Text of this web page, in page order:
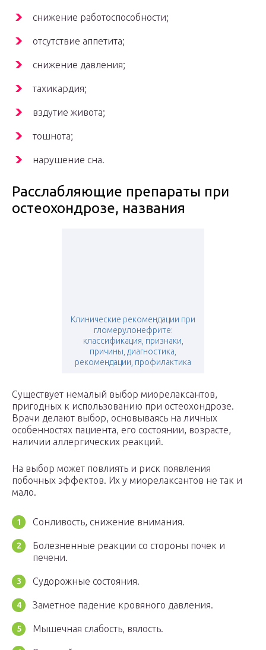
снижение работоспособности;
отсутствие аппетита;
снижение давления;
тахикардия;
вздутие живота;
тошнота;
нарушение сна.
Расслабляющие препараты при
остеохондрозе, названия
Клинические рекомендации при
гломерулонефрите:
классификация, признаки,
причины, диагностика,
рекомендации, профилактика
Существует немалый выбор миорелаксантов,
пригодных к использованию при остеохондрозе.
Врачи делают выбор, основываясь на личных
особенностях пациента, его состоянии, возрасте,
наличии аллергических реакций.
На выбор может повлиять и риск появления
побочных эффектов. Их у миорелаксантов не так и
мало.
Сонливость, снижение внимания.
Болезненные реакции со стороны почек и
печени.
Судорожные состояния.
Заметное падение кровяного давления.
Мышечная слабость, вялость.